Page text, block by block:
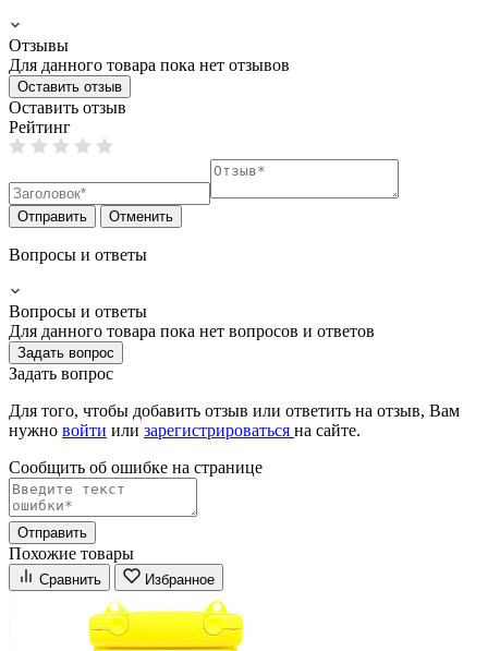
Отзывы
Для данного товара пока нет отзывов
Оставить отзыв
Оставить отзыв
Рейтинг
Отправить Отменить
Вопросы и ответы
Вопросы и ответы
Для данного товара пока нет вопросов и ответов
Задать вопрос
Задать вопрос
Для того, чтобы добавить отзыв или ответить на отзыв, Вам
нужно войти или зарегистрироваться на сайте.
Сообщить об ошибке на страницe
Отправить
Похожие товары
Сравнить Избранное